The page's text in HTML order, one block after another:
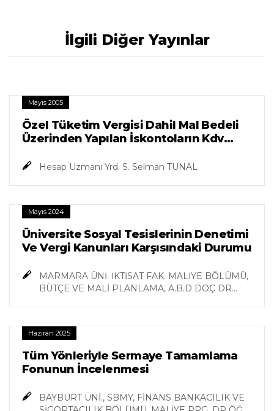
İlgili Diğer Yayınlar
Mayıs 2005
Özel Tüketim Vergisi Dahil Mal Bedeli
Üzerinden Yapılan İskontoların Kdv
Hesap Uzmanı Yrd. S. Selman TUNAL
Mayıs 2024
Üniversite Sosyal Tesislerinin Denetimi
Ve Vergi Kanunları Karşısındaki Durumu
MARMARA ÜNİ. İKTİSAT FAK. MALİYE BÖLÜMÜ,
BÜTÇE VE MALİ PLANLAMA, A.B.D DOÇ DR
Haziran 2025
Tüm Yönleriyle Sermaye Tamamlama
Fonunun İncelenmesi
BAYBURT ÜNİ., SBMY, FİNANS BANKACILIK VE